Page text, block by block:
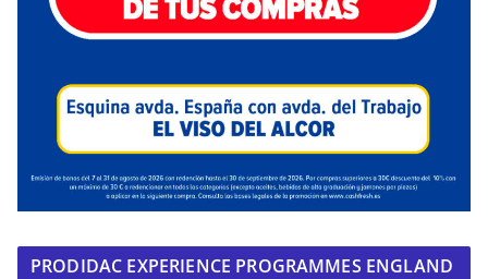
PRODIDAC EXPERIENCE PROGRAMMES ENGLAND